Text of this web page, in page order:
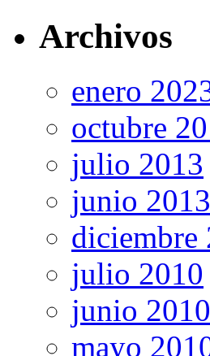
Archivos
enero
octubre
julio 2013
junio 2013
diciembre
julio 2010
junio 2010
mayo